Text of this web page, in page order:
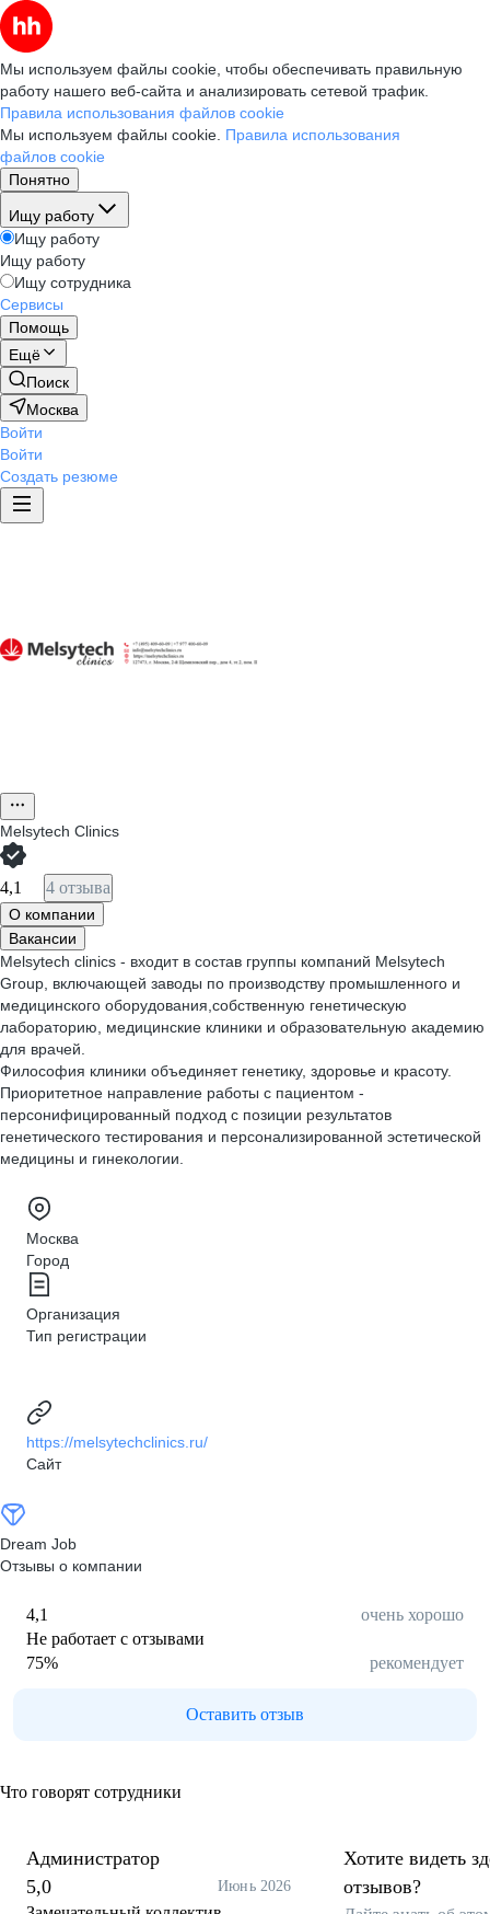
Мы используем файлы cookie, чтобы обеспечивать правильную
работу нашего веб-сайта и анализировать сетевой трафик.
Правила использования файлов cookie
Мы используем файлы cookie. Правила использования
файлов cookie
Понятно
Ищу работу
Ищу работу
Ищу работу
Ищу сотрудника
Сервисы
Помощь
Ещё
Поиск
Москва
Войти
Войти
Создать резюме
Melsytech Clinics
4,1 4 отзыва
О компании
Вакансии
Melsytech clinics - входит в состав группы компаний Melsytech
Group, включающей заводы по производству промышленного и
медицинского оборудования,собственную генетическую
лабораторию, медицинские клиники и образовательную академию
для врачей.
Философия клиники объединяет генетику, здоровье и красоту.
Приоритетное направление работы с пациентом -
персонифицированный подход с позиции результатов
генетического тестирования и персонализированной эстетической
медицины и гинекологии.
Москва
Город
Организация
Тип регистрации
https://melsytechclinics.ru/
Сайт
Dream Job
Отзывы о компании
4,1
очень хорошо
Не работает с отзывами
75% рекомендует
Оставить отзыв
Что говорят сотрудники
Администратор
5,0
Июнь 2026
Хотите видеть
отзывов?